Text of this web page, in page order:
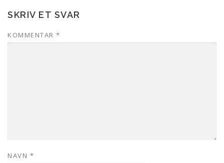
SKRIV ET SVAR
KOMMENTAR *
NAVN *